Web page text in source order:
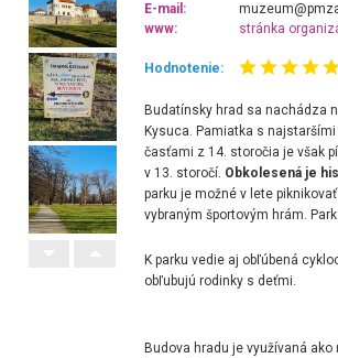
E-mail:
www:
stránka
Hodnotenie:
Budatínsky hrad sa nachádza
Kysuca. Pamiatka s
časťami z 14. storočia je však
v 13. storočí. Obkolesená je
parku je možné v lete
vybraným športovým hrám.
K parku vedie aj obľúbená
obľubujú rodinky s deťmi.
Budova hradu je využívaná